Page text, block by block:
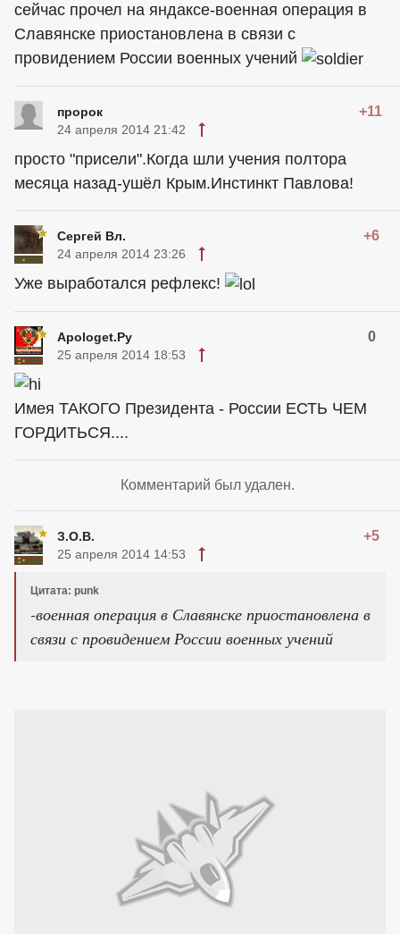
сейчас прочел на яндаксе-военная операция в
Славянске приостановлена в связи с
провидением России военных учений
пророк +11
24 апреля 2014 21:42
просто "присели".Когда шли учения полтора
месяца назад-ушёл Крым.Инстинкт Павлова!
Сергей Вл. +6
24 апреля 2014 23:26
Уже выработался рефлекс!
Apologet.Ру 0
25 апреля 2014 18:53
Имея ТАКОГО Президента - России ЕСТЬ ЧЕМ
ГОРДИТЬСЯ....
Комментарий был удален.
З.О.В. +5
25 апреля 2014 14:53
Цитата: punk
-военная операция в Славянске приостановлена в
связи с провидением России военных учений